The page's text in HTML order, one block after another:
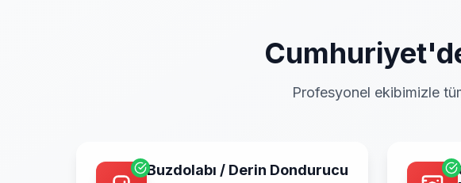
Cumhuriyet
Profesyonel ekibimizle
Buzdolabı / Derin Dondurucu